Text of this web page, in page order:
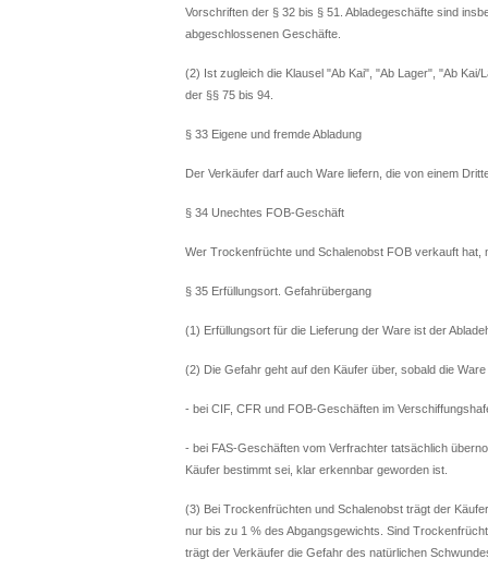
Vorschriften der § 32 bis § 51. Abladegeschäfte sind
abgeschlossenen Geschäfte.
(2) Ist zugleich die Klausel "Ab Kai", "Ab Lager", "Ab
der §§ 75 bis 94.
§ 33 Eigene und fremde Abladung
Der Verkäufer darf auch Ware liefern, die von einem
§ 34 Unechtes FOB-Geschäft
Wer Trockenfrüchte und Schalenobst FOB verkauft
§ 35 Erfüllungsort. Gefahrübergang
(1) Erfüllungsort für die Lieferung der Ware ist der
(2) Die Gefahr geht auf den Käufer über, sobald die Ware
- bei CIF, CFR und FOB-Geschäften im
- bei FAS-Geschäften vom Verfrachter tatsächlich
Käufer bestimmt sei, klar erkennbar geworden ist.
(3) Bei Trockenfrüchten und Schalenobst trägt der
nur bis zu 1 % des Abgangsgewichts. Sind
trägt der Verkäufer die Gefahr des natürlichen